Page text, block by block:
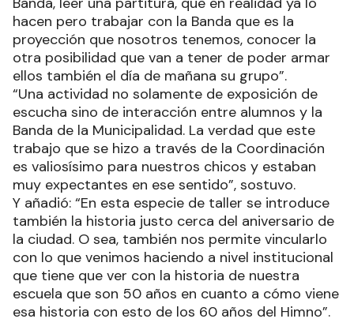
Lilian Pérez, consideró como importantísima a
esta actividad porque “es una posibilidad que
tienen nuestros alumnos de trabajar con la
Banda, leer una partitura, que en realidad ya lo
hacen pero trabajar con la Banda que es la
proyección que nosotros tenemos, conocer la
otra posibilidad que van a tener de poder armar
ellos también el día de mañana su grupo”.
“Una actividad no solamente de exposición de
escucha sino de interacción entre alumnos y la
Banda de la Municipalidad. La verdad que este
trabajo que se hizo a través de la Coordinación
es valiosísimo para nuestros chicos y estaban
muy expectantes en ese sentido”, sostuvo.
Y añadió: “En esta especie de taller se introduce
también la historia justo cerca del aniversario de
la ciudad. O sea, también nos permite vincularlo
con lo que venimos haciendo a nivel institucional